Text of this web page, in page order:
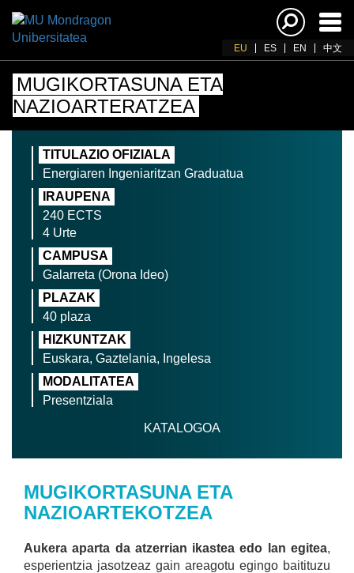
EU ES EN 中文
MUGIKORTASUNA ETA
NAZIOARTERATZEA
TITULAZIO OFIZIALA
Energiaren Ingeniaritzan Graduatua
IRAUPENA
240 ECTS
4 Urte
CAMPUSA
Galarreta (Orona Ideo)
PLAZAK
40 plaza
HIZKUNTZAK
Euskara, Gaztelania, Ingelesa
MODALITATEA
Presentziala
KATALOGOA
MUGIKORTASUNA ETA
NAZIOARTEKOTZEA
Aukera aparta da atzerrian ikastea edo lan egitea,
esperientzia jasotzeaz gain areagotu egingo baitituzu